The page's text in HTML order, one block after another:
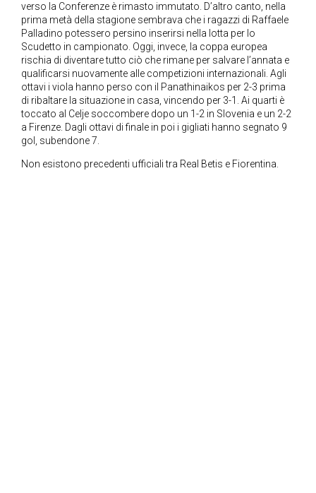
verso la Conferenze è rimasto immutato. D’altro canto, nella
prima metà della stagione sembrava che i ragazzi di Raffaele
Palladino potessero persino inserirsi nella lotta per lo
Scudetto in campionato. Oggi, invece, la coppa europea
rischia di diventare tutto ciò che rimane per salvare l’annata e
qualificarsi nuovamente alle competizioni internazionali. Agli
ottavi i viola hanno perso con il Panathinaikos per 2-3 prima
di ribaltare la situazione in casa, vincendo per 3-1. Ai quarti è
toccato al Celje soccombere dopo un 1-2 in Slovenia e un 2-2
a Firenze. Dagli ottavi di finale in poi i gigliati hanno segnato 9
gol, subendone 7.
Non esistono precedenti ufficiali tra Real Betis e Fiorentina.